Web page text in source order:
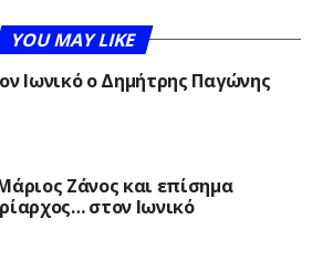
YOU MAY LIKE
Ιωνικό ο Δημήτρης Παγώνης
Ζάνος και επίσημα
στον Ιωνικό